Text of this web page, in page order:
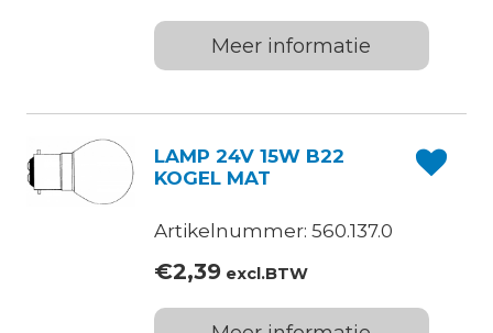
Meer informatie
LAMP 24V 15W B22
KOGEL MAT
Artikelnummer: 560.137.0
€2,39excl.BTW